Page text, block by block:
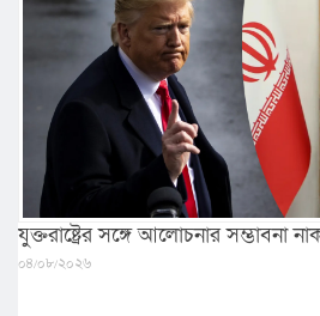
যুক্তরাষ্ট্রের সঙ্গে আলোচনার সম্ভাবনা
০৪/০৮/২০২৬